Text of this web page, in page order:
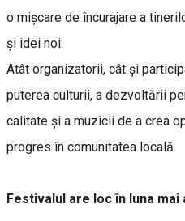
o mișcare de încurajare a
și idei noi.
Atât organizatorii, cât și
puterea culturii, a dezvoltării
calitate și a muzicii de a crea
progres în comunitatea locală.
Festivalul are loc în luna mai